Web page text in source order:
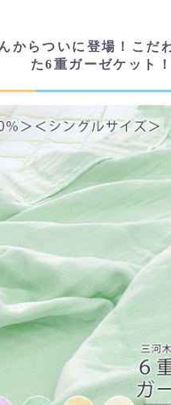
からついに登場！こだ
た6重ガーゼケット！